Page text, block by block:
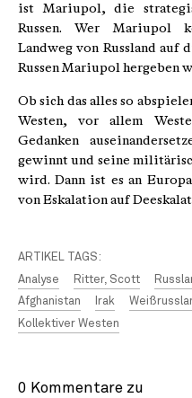
ist Mariupol, die
Russen. Wer Mariupol
Landweg von Russland auf
Russen Mariupol hergeben
Ob sich das alles so
Westen, vor allem
Gedanken
gewinnt und seine
wird. Dann ist es an
von Eskalation auf
ARTIKEL TAGS:
Analyse
Ritter, Scott
Afghanistan
Irak
Kollektiver Westen
0 Kommentare zu